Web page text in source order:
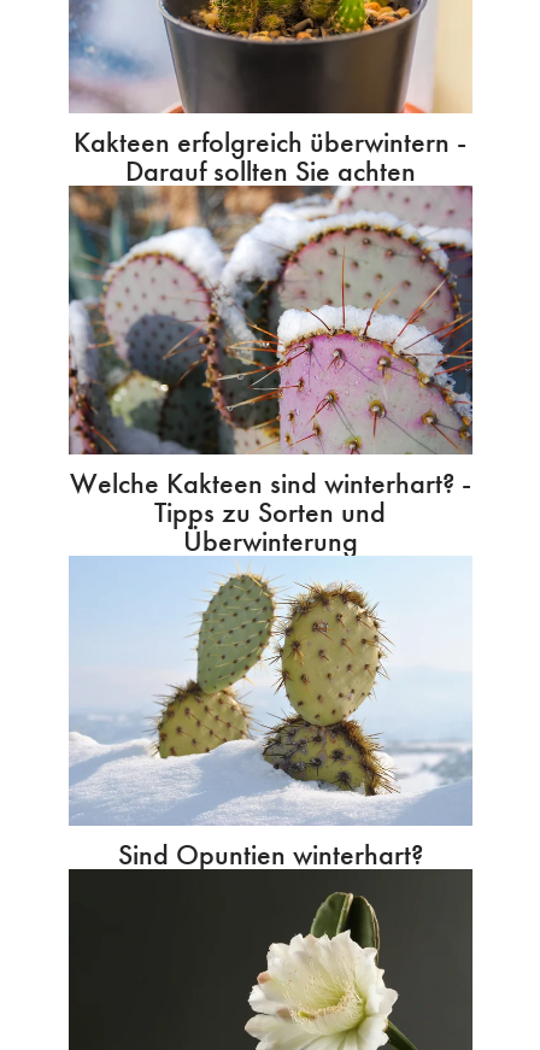
Kakteen erfolgreich überwintern -
Darauf sollten Sie achten
Welche Kakteen sind winterhart? -
Tipps zu Sorten und
Überwinterung
Sind Opuntien winterhart?